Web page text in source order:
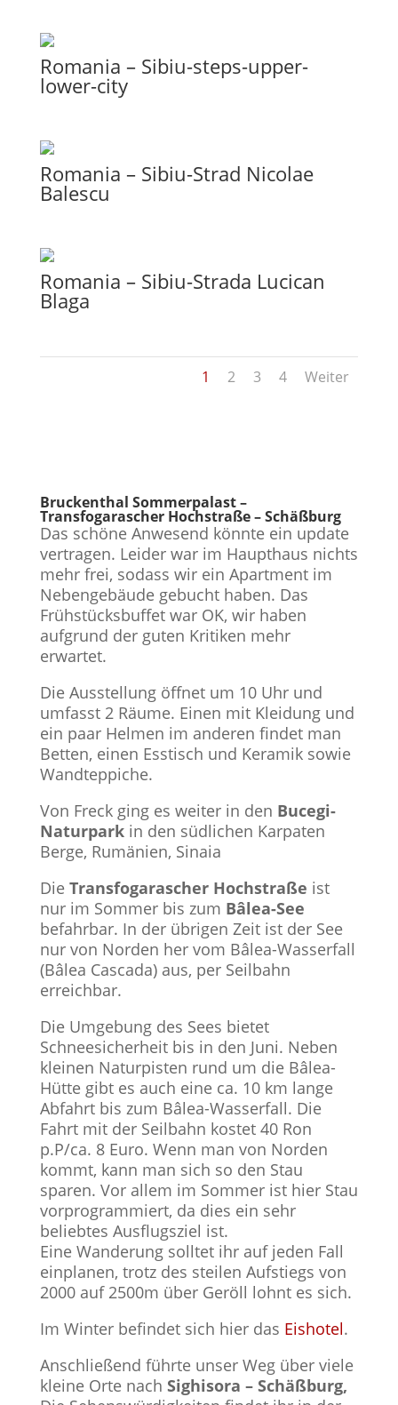
Romania – Sibiu-steps-upper-
lower-city
Romania – Sibiu-Strad Nicolae
Balescu
Romania – Sibiu-Strada Lucican
Blaga
1 2 3 4 Weiter
Bruckenthal Sommerpalast –
Transfogarascher Hochstraße – Schäßburg
Das schöne Anwesend könnte ein update
vertragen. Leider war im Haupthaus nichts
mehr frei, sodass wir ein Apartment im
Nebengebäude gebucht haben. Das
Frühstücksbuffet war OK, wir haben
aufgrund der guten Kritiken mehr
erwartet.
Die Ausstellung öffnet um 10 Uhr und
umfasst 2 Räume. Einen mit Kleidung und
ein paar Helmen im anderen findet man
Betten, einen Esstisch und Keramik sowie
Wandteppiche.
Von Freck ging es weiter in den Bucegi-
Naturparkin den südlichen Karpaten
Berge, Rumänien, Sinaia
Die Transfogarascher Hochstraße ist
nur im Sommer bis zum Bâlea-See
befahrbar. In der übrigen Zeit ist der See
nur von Norden her vom Bâlea-Wasserfall
(Bâlea Cascada) aus, per Seilbahn
erreichbar.
Die Umgebung des Sees bietet
Schneesicherheit bis in den Juni. Neben
kleinen Naturpisten rund um die Bâlea-
Hütte gibt es auch eine ca. 10 km lange
Abfahrt bis zum Bâlea-Wasserfall. Die
Fahrt mit der Seilbahn kostet 40 Ron
p.P/ca. 8 Euro. Wenn man von Norden
kommt, kann man sich so den Stau
sparen. Vor allem im Sommer ist hier Stau
vorprogrammiert, da dies ein sehr
beliebtes Ausflugsziel ist.
Eine Wanderung solltet ihr auf jeden Fall
einplanen, trotz des steilen Aufstiegs von
2000 auf 2500m über Geröll lohnt es sich.
Im Winter befindet sich hier das Eishotel.
Anschließend führte unser Weg über viele
kleine Orte nach Sighisora – Schäßburg,